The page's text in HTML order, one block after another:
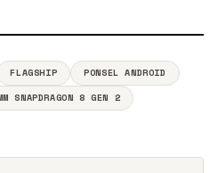
FLAGSHIP
PONSEL ANDROID
SNAPDRAGON 8 GEN 2